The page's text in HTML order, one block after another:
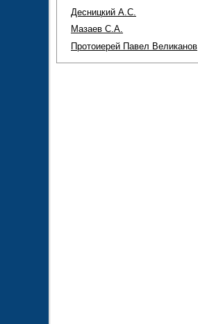
Десницкий А.С.
Мазаев С.А.
Протоиерей Павел Великанов